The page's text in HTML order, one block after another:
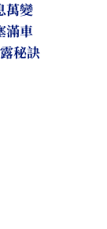
萬變
滿車
秘訣